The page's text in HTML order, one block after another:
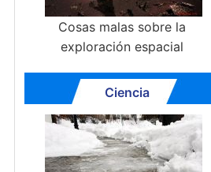
Cosas malas sobre la
exploración espacial
Ciencia